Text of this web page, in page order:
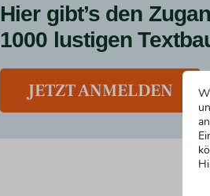
Hier gibt’s den
1000 lustigen
JETZT ANMELDEN